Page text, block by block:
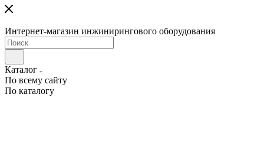
Интернет-магазин инжинирингового оборудования
Каталог
По всему сайту
По каталогу